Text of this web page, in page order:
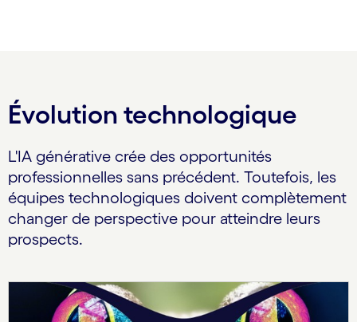
Évolution technologique
L'IA générative crée des opportunités
professionnelles sans précédent. Toutefois, les
équipes technologiques doivent complètement
changer de perspective pour atteindre leurs
prospects.